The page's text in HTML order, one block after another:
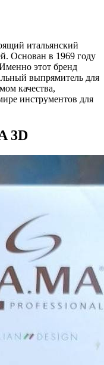
итальянский
Основан в 1969 году
этот бренд
выпрямитель для
качества,
инструментов для
3D